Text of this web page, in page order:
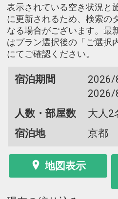
表示されている空き状況と
に更新されるため、検索の
なる場合がございます。最
はプラン選択後の「ご選択
にてご確認ください。
宿泊期間
2026/
2026/
人数・部屋数
大人2
宿泊地
京都
地図表示